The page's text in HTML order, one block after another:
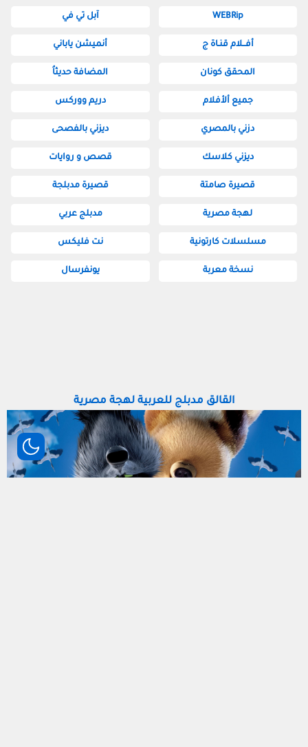
WEBRip آبل تي في
أفــلام قنـاة ج أنميشن ياباني
المحقق كونان المضافة حديثاُ
جميع ألأفلام دريم ووركس
دزني بالمصري ديزني بالفصحى
ديزني كلاسك قصص و روايات
قصيرة صامتة قصيرة مدبلجة
لهجة مصرية مدبلج عربي
مسلسلات كارتونية نت فليكس
نسخة معربة يونفرسال
القالق مدبلج للعربية لهجة مصرية